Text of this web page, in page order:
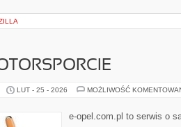
LUT - 25 - 2026 MOŻLIWOŚĆ
e-opel.com.pl to serwis o